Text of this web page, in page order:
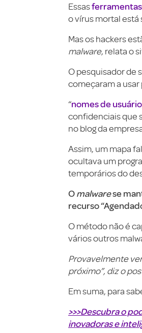
Essasferramentas
o vírus mortal está
Mas os hackers
malware, relata o
O pesquisador de
começaram a
“nomes de usuário
confidenciais que
no blog da
Assim, um mapa
ocultava um
temporários do
Omalwarese
recurso
O método não é
vários outros
Provavelmente
próximo”, diz o
Em suma, para
>>>Descubra o
inovadoras e